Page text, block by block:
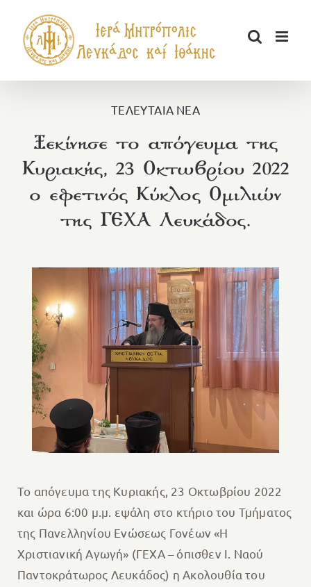
περιεχόμενο
ΤΕΛΕΥΤΑΙΑ ΝΕΑ
Ξεκίνησε το απόγευμα της
Κυριακής, 23 Οκτωβρίου 2022
ο εφετινός Κύκλος Ομιλιών
της ΓΕΧΑ Λευκάδος.
Το απόγευμα της Κυριακής, 23 Οκτωβρίου 2022
και ώρα 6:00 μ.μ. εψάλη στο κτήριο του Τμήματος
της Πανελληνίου Ενώσεως Γονέων «Η
Χριστιανική Αγωγή» (ΓΕΧΑ – όπισθεν Ι. Ναού
Παντοκράτωρος Λευκάδος) η Ακολουθία του